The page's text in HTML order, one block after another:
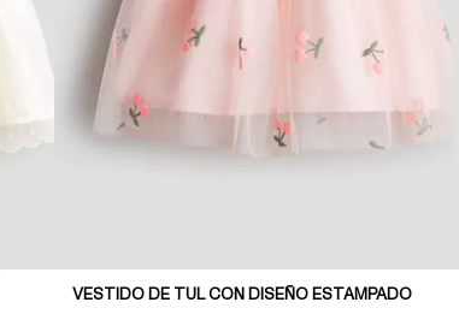
VESTIDO DE TUL CON DISEÑO ESTAMPADO